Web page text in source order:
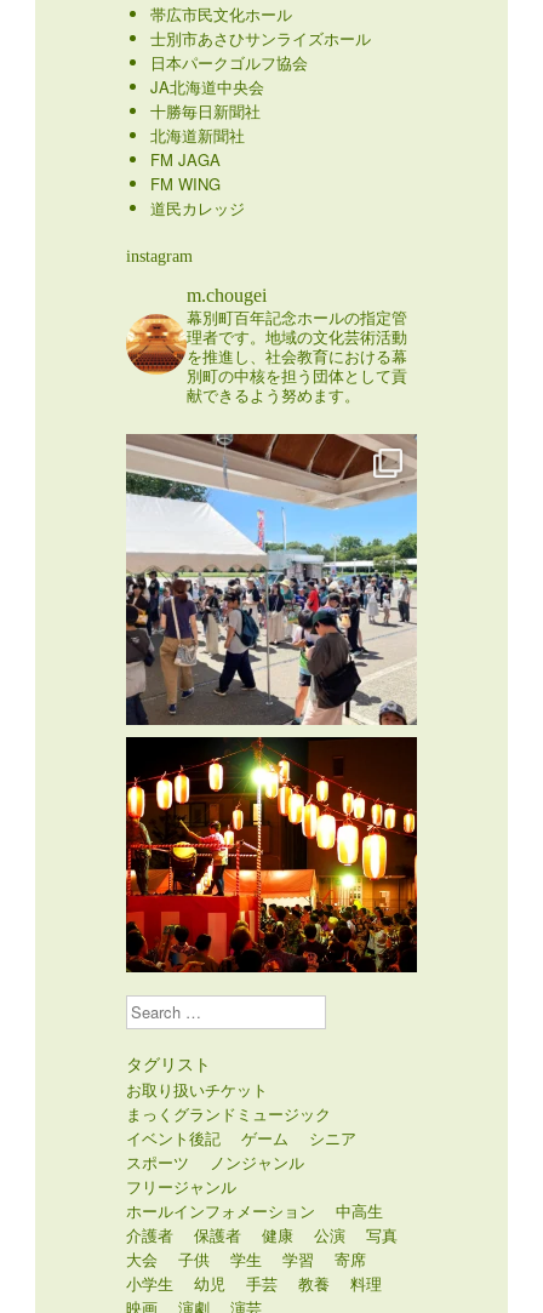
帯広市民文化ホール
士別市あさひサンライズホール
日本パークゴルフ協会
JA北海道中央会
十勝毎日新聞社
北海道新聞社
FM JAGA
FM WING
道民カレッジ
instagram
m.chougei
幕別町百年記念ホールの指定管
理者です。地域の文化芸術活動
を推進し、社会教育における幕
別町の中核を担う団体として貢
献できるよう努めます。
Search
タグリスト
お取り扱いチケット
まっくグランドミュージック
イベント後記
ゲーム
シニア
スポーツ
ノンジャンル
フリージャンル
ホールインフォメーション
中高生
介護者
保護者 健康 公演
写真
大会
子供 学生 学習
寄席
小学生
幼児 手芸 教養
料理
映画
演劇 演芸